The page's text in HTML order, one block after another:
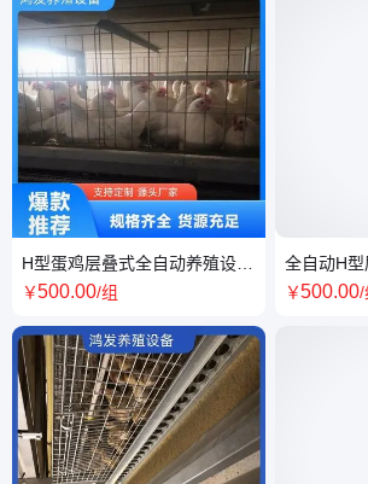
H型蛋鸡层叠式全自动养殖设备
耐腐蚀鸡笼蛋鸭笼
￥500.00/组
全自动H型
备SZ型号
￥500.00/